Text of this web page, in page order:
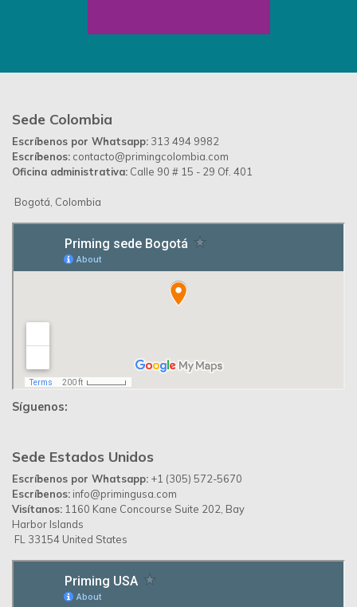
Sede Colombia
Escríbenos por Whatsapp: 313 494 9982
Escríbenos: contacto@primingcolombia.com
Oficina administrativa: Calle 90 # 15 - 29 Of. 401
Bogotá, Colombia
Síguenos:
Sede Estados Unidos
Escríbenos por Whatsapp: +1 (305) 572-5670
Escríbenos: info@primingusa.com
Visítanos: 1160 Kane Concourse Suite 202, Bay
Harbor Islands
FL 33154 United States